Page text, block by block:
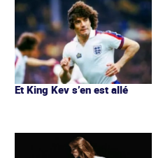
Et King Kev s’en est allé